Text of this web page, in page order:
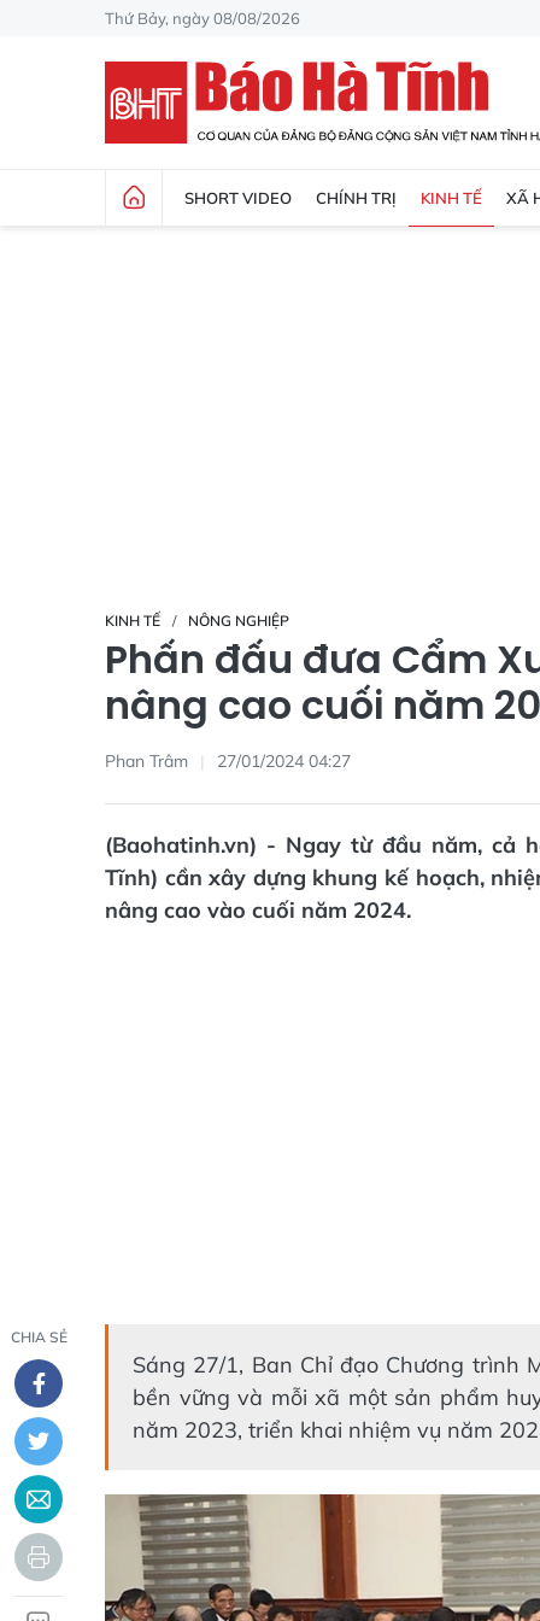
Thứ Bảy, ngày 08/08/2026
SHORT VIDEO CHÍNH TRỊ KINH TẾ XÃ
KINH TẾ NÔNG NGHIỆP
Phấn đấu đưa Cẩm
nâng cao cuối năm
Phan Trâm 27/01/2024 04:27
(Baohatinh.vn) - Ngay từ đầu năm, cả
Tĩnh) cần xây dựng khung kế hoạch,
nâng cao vào cuối năm 2024.
CHIA SẺ
Sáng 27/1, Ban Chỉ đạo Chương trình
bền vững và mỗi xã một sản phẩm
năm 2023, triển khai nhiệm vụ năm